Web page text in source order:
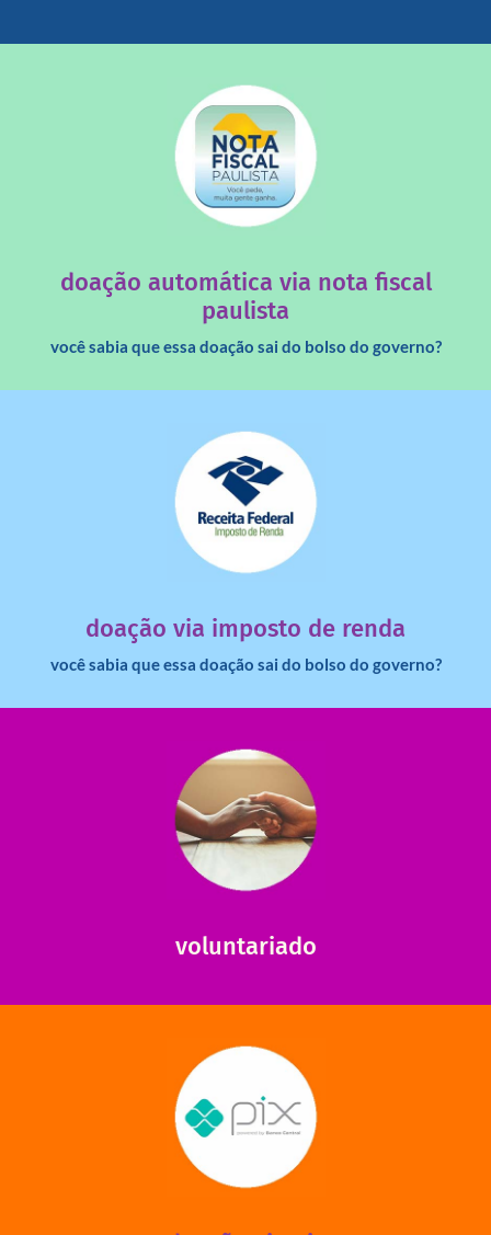
doação automática via nota fiscal
paulista
você sabia que essa doação sai do bolso do governo?
saiba mais
doação via imposto de renda
você sabia que essa doação sai do bolso do governo?
dinheiro deixa de ir para o governo?
saiba mais
voluntariado
ajudar com certos assuntos. Entre em contato conosco e
saiba como nos ajudar.
saiba mais
via PIX? Elas também são muito importantes para
mantermos nossas unidades em funcionamento!
saiba mais